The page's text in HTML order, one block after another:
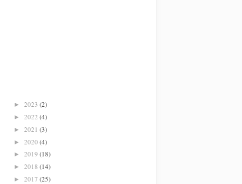
► 2023 (2)
► 2022 (4)
► 2021 (3)
► 2020 (4)
► 2019 (18)
► 2018 (14)
► 2017 (25)